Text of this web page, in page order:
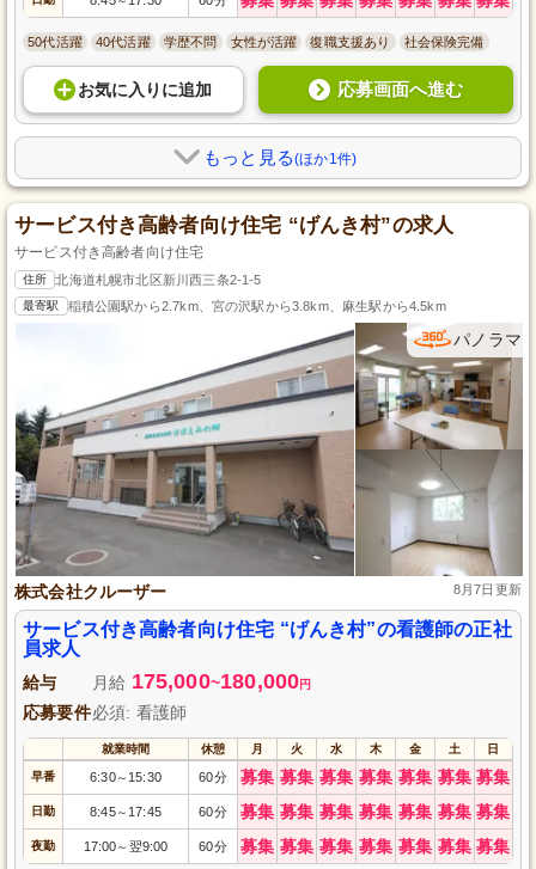
50代活躍 40代活躍 学歴不問 女性が活躍 復職支援あり 社会保険完備
お気に入り に追加 応募画面へ進む
もっと見る(ほか1件)
サービス付き高齢者向け住宅 “げんき村”の求人
サービス付き高齢者向け住宅
住所 北海道札幌市北区新川西三条2-1-5
最寄駅 稲積公園駅から2.7km、宮の沢駅から3.8km、麻生駅から4.5km
パノラマ
株式会社クルーザー 8月7日更新
サービス付き高齢者向け住宅 “げんき村”の看護師の正社
員求人
給与 月給 175,000~180,000円
応募要件必須: 看護師
就業時間 休憩 月 火 水 木 金 土 日
早番 6:30～ 15:30 60分 募集 募集 募集 募集 募集 募集 募集
日勤 8:45～ 17:45 60分 募集 募集 募集 募集 募集 募集 募集
夜勤 17:00～ 翌9:00 60分 募集 募集 募集 募集 募集 募集 募集